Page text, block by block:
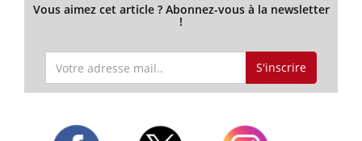
Vous aimez cet article ? Abonnez-vous à la newsletter
!
S'inscrire